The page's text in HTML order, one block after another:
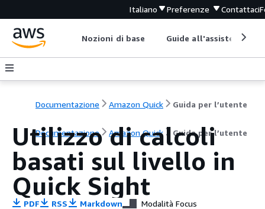
Italiano Preferenze Contattaci
Nozioni di base Guide all'assistenza
Documentazione Amazon Quick Guida per l’utente
Documentazione Amazon Quick Guida per l’utente
Utilizzo di calcoli
basati sul livello in
Quick Sight
PDF RSS Markdown Modalità Focus